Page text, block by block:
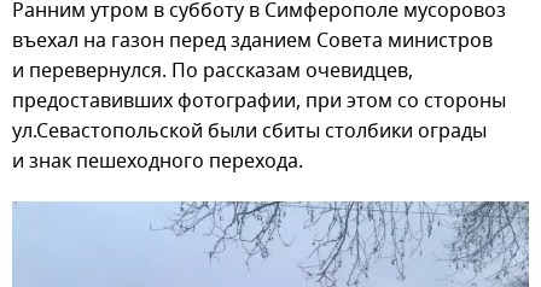
Ранним утром в субботу в Симферополе мусоровоз
въехал на газон перед зданием Совета министров
и перевернулся. По рассказам очевидцев,
предоставивших фотографии, при этом со стороны
ул.Севастопольской были сбиты столбики ограды
и знак пешеходного перехода.